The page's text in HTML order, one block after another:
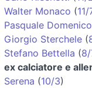
Walter Monaco (11/
Pasquale
Giorgio Sterchele (
Stefano Bettella (
ex calciatore e
Serena (10/3)